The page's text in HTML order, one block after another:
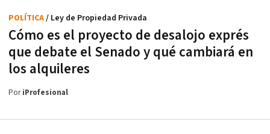
Cómo es el proyecto de desalojo exprés
que debate el Senado y qué cambiará en
los alquileres
POLÍTICA/ Ley de Propiedad Privada
PoriProfesional